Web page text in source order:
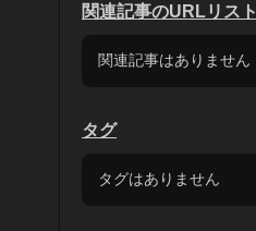
関連記事のURLリスト
関連記事はありません
タグ
タグはありません